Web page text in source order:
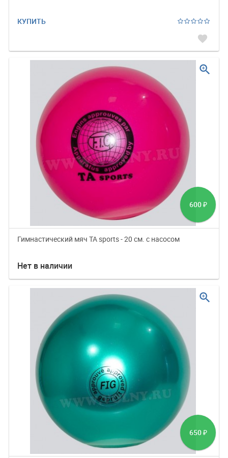
КУПИТЬ
favorite
600 ₽
Гимнастический мяч TA sports - 20 см. с насосом
Нет в наличии
zoom_in
650 ₽
zoom_in